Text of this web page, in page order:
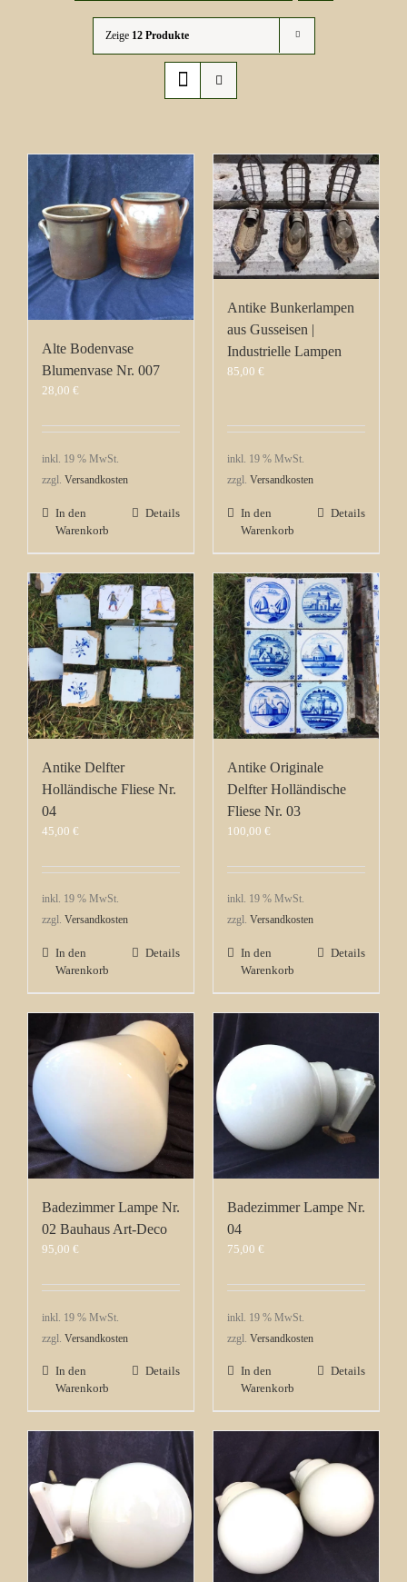
Zeige 12 Produkte
Alte Bodenvase
Blumenvase Nr. 007
28,00 €
inkl. 19 % MwSt.
zzgl. Versandkosten
In den
Warenkorb
Details
Antike Bunkerlampen
aus Gusseisen |
Industrielle Lampen
85,00 €
inkl. 19 % MwSt.
zzgl. Versandkosten
In den
Warenkorb
Details
Antike Delfter
Holländische Fliese Nr.
04
45,00 €
inkl. 19 % MwSt.
zzgl. Versandkosten
In den
Warenkorb
Details
Antike Originale
Delfter Holländische
Fliese Nr. 03
100,00 €
inkl. 19 % MwSt.
zzgl. Versandkosten
In den
Warenkorb
Details
Badezimmer Lampe Nr.
02 Bauhaus Art-Deco
95,00 €
inkl. 19 % MwSt.
zzgl. Versandkosten
In den
Warenkorb
Details
Badezimmer Lampe Nr.
04
75,00 €
inkl. 19 % MwSt.
zzgl. Versandkosten
In den
Warenkorb
Details